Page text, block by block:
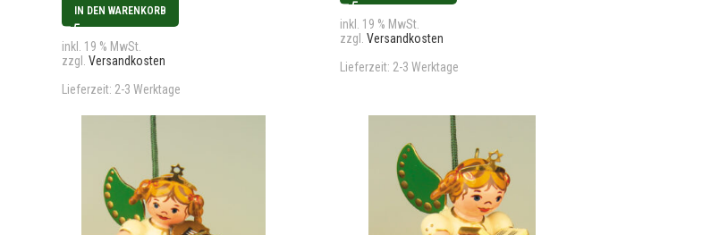
IN DEN WARENKORB
inkl. 19 % MwSt.
zzgl.Versandkosten
Lieferzeit: 2-3 Werktage
inkl. 19 % MwSt.
zzgl.Versandkosten
Lieferzeit: 2-3 Werktage